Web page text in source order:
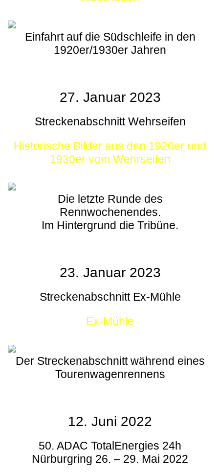
Einfahrt auf die Südschleife in den
1920er/1930er Jahren
27. Januar 2023
Streckenabschnitt Wehrseifen
Historische Bilder aus den 1920er und
1930er vom Wehrseifen
Die letzte Runde des
Rennwochenendes.
Im Hintergrund die Tribüne.
23. Januar 2023
Streckenabschnitt Ex-Mühle
Ex-Mühle
Der Streckenabschnitt während eines
Tourenwagenrennens
12. Juni 2022
50. ADAC TotalEnergies 24h
Nürburgring 26. – 29. Mai 2022